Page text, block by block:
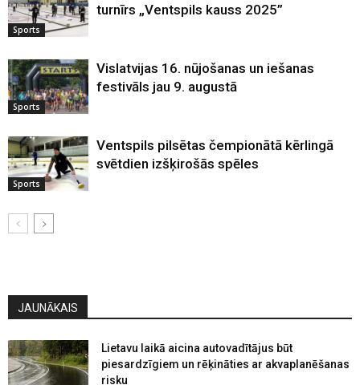
Sports
turnīrs „Ventspils kauss 2025”
Sports
Vislatvijas 16. nūjošanas un iešanas
festivāls jau 9. augustā
Sports
Ventspils pilsētas čempionātā kērlingā
svētdien izšķirošās spēles
JAUNĀKAIS
Lietavu laikā aicina autovadītājus būt
piesardzīgiem un rēķināties ar akvaplanēšanas
risku